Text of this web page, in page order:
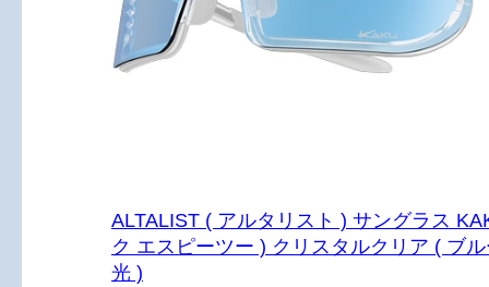
ALTALIST ( アルタリスト ) サングラス
ク エスピーツー ) クリスタルクリア ( ブ
光 )